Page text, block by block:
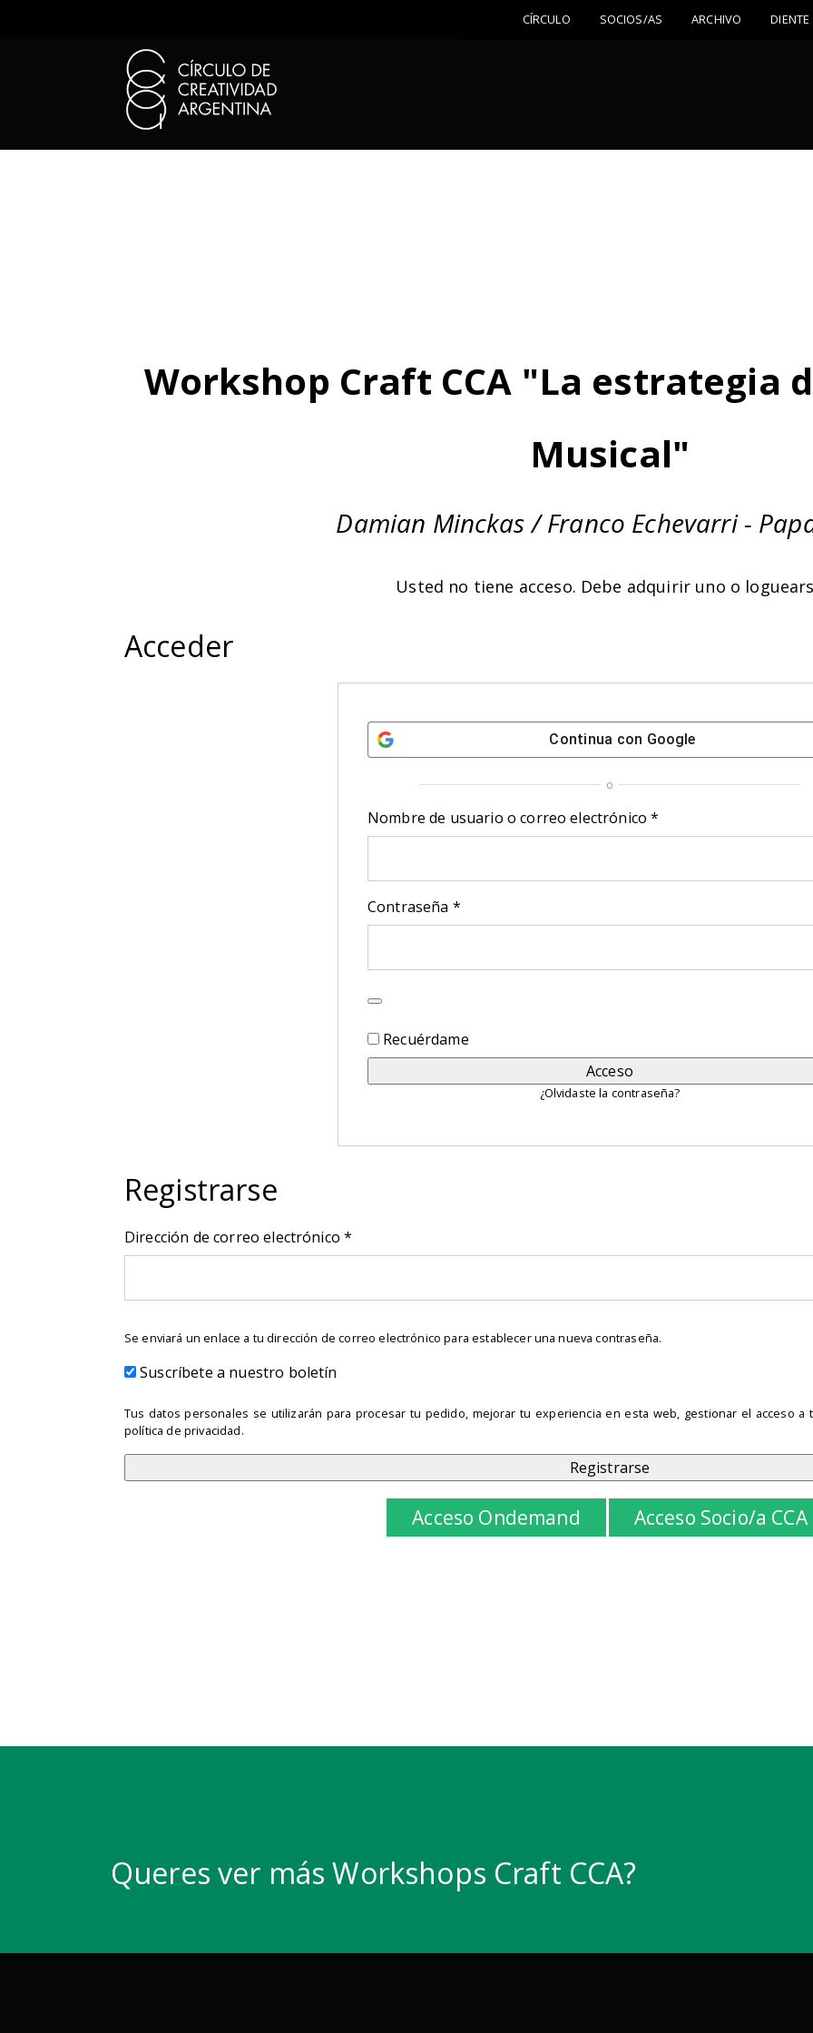
CÍRCULO SOCIOS/AS ARCHIVO DIENTE
Workshop Craft CCA "La estrategia
Musical"
Damian Minckas / Franco Echevarri -
Usted no tiene acceso. Debe adquirir uno o
Acceder
Continua con Google
o
Nombre de usuario o correo electrónico*
Contraseña *Obligatorio
Recuérdame
Acceso
¿Olvidaste la contraseña?
Registrarse
Dirección de correo electrónico*
Se enviará un enlace a tu dirección de correo electrónico para establecer una nueva contraseña.
Suscríbete a nuestro boletín
Tus datos personales se utilizarán para procesar tu pedido, mejorar tu experiencia en esta web, gestionar el acceso
política de privacidad.
Registrarse
Acceso Ondemand Acceso Socio/a CCA
Queres ver más Workshops Craft CCA?